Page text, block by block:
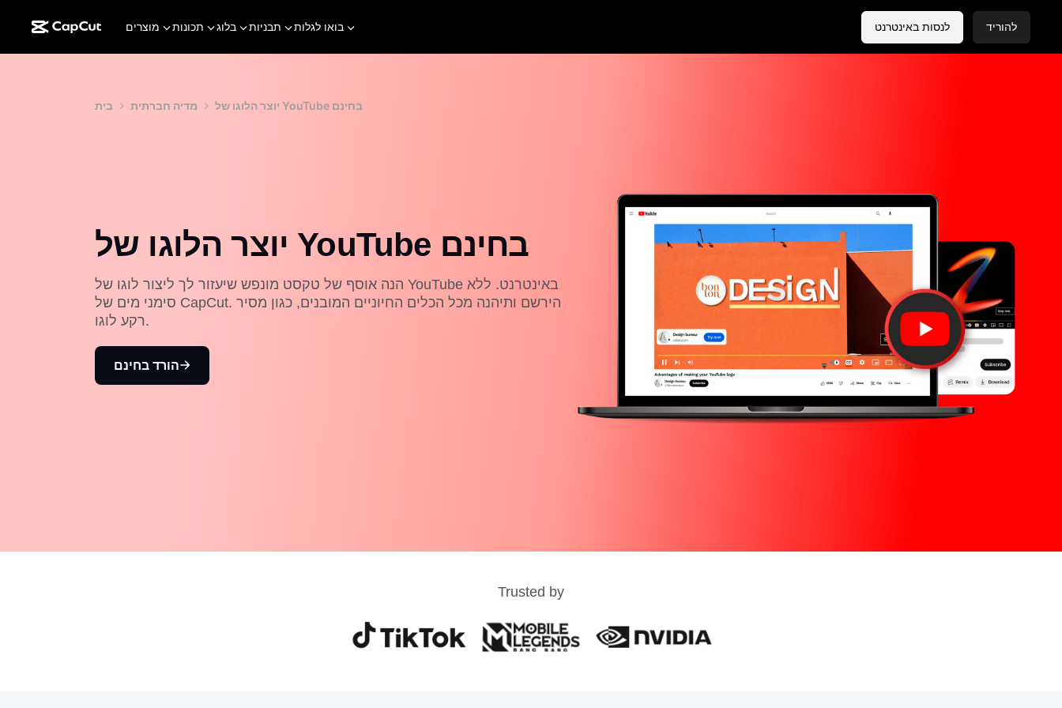
מוצרים תכונות בלוג תבניות בואו לגלות לנסות באינטרנט להוריד
בית מדיה חברתית יוצר הלוגו של YouTube בחינם
יוצר הלוגו של YouTube בחינם
הנה אוסף של טקסט מונפש שיעזור לך ליצור לוגו של YouTube באינטרנט. ללא
סימני מים של CapCut. הירשם ותיהנה מכל הכלים החיוניים המובנים, כגון מסיר
רקע לוגו.
הורד בחינם
Trusted by